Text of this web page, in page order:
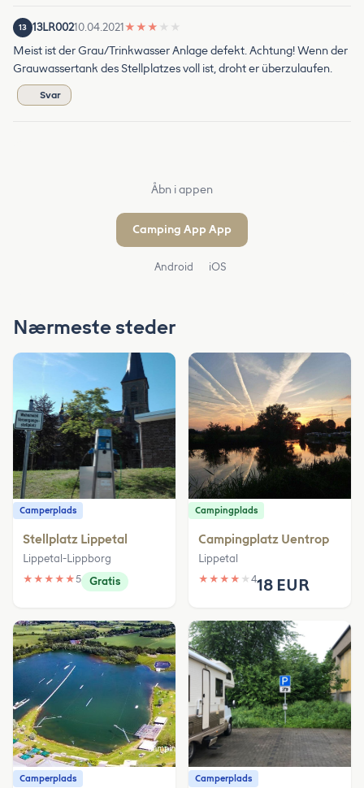
13 13LR00210.04.2021 ★ ★ ★ ★ ★
Meist ist der Grau/Trinkwasser Anlage defekt. Achtung! Wenn der
Grauwassertank des Stellplatzes voll ist, droht er überzulaufen.
Svar
Åbn i appen
Camping App App
Android iOS
Nærmeste steder
Camperplads
Stellplatz Lippetal
Lippetal-Lippborg
★ ★ ★ ★ ★5 Gratis
Campingplads
Campingplatz Uentrop
Lippetal
★ ★ ★ ★ ★ 418 EUR
Camperplads Camperplads